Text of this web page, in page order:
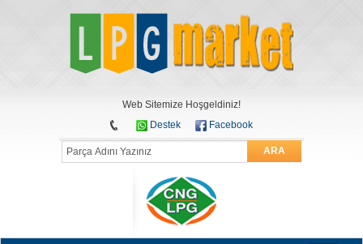
Web Sitemize Hoşgeldiniz!
Destek
Facebook
ARA